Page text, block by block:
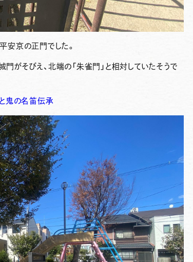
安京の正門でした。
そびえ、北端の「朱雀門」と相対していたそうで
鬼の名笛伝承